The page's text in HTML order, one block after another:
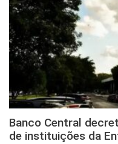
Banco Central
de instituições da